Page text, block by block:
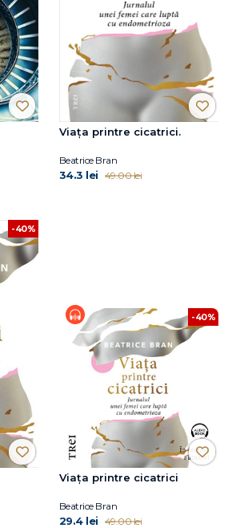
Viaţa printre cicatrici.
Beatrice Bran
34.3 lei 49.00 lei
-40%
-40%
Viaţa printre cicatrici
Beatrice Bran
29.4 lei 49.00 lei